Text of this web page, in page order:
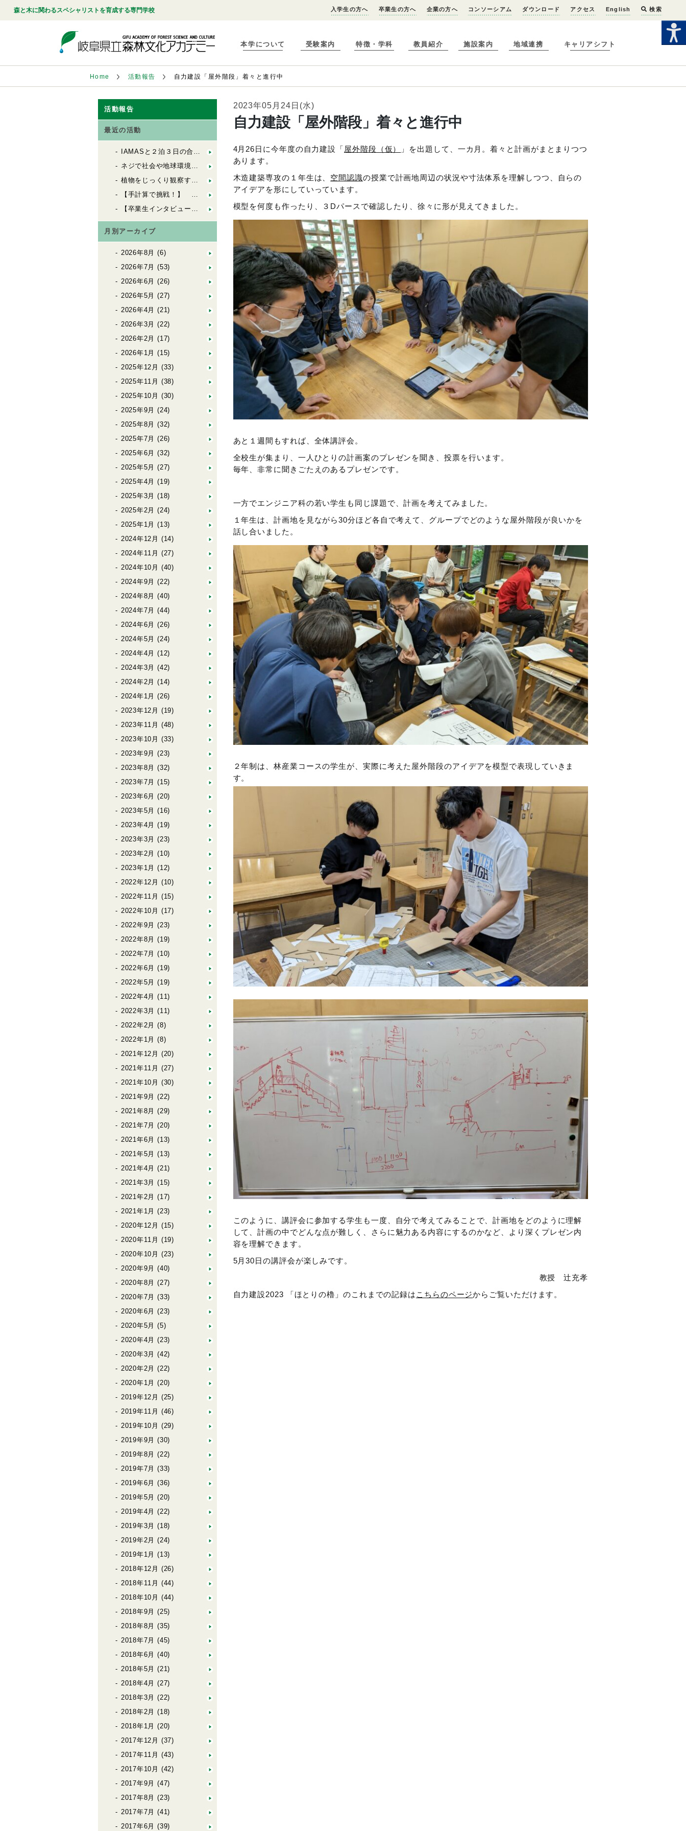
森と木に関わるスペシャリストを育成する専門学校 入学生の方へ 卒業生の方へ 企業の方へ コンソーシアム ダウンロード アクセス English 検索
本学について 受験案内 特徴・学科 教員紹介 施設案内 地域連携 キャリアシフト
Home 活動報告 自力建設「屋外階段」着々と進行中
活動報告
最近の活動
IAMASと２泊３日の合同合宿！「FbSのためのデザインキャンプ」
ネジで社会や地球環境を良くする会社「シネジックさん」視察
植物をじっくり観察する「植物観察の基礎」
【手計算で挑戦！】 木造の許容応力度計算（２）
【卒業生インタビュー】 ６歳から100歳までの居場所を創る
月別アーカイブ
2026年8月 (6)
2026年7月 (53)
2026年6月 (26)
2026年5月 (27)
2026年4月 (21)
2026年3月 (22)
2026年2月 (17)
2026年1月 (15)
2025年12月 (33)
2025年11月 (38)
2025年10月 (30)
2025年9月 (24)
2025年8月 (32)
2025年7月 (26)
2025年6月 (32)
2025年5月 (27)
2025年4月 (19)
2025年3月 (18)
2025年2月 (24)
2025年1月 (13)
2024年12月 (14)
2024年11月 (27)
2024年10月 (40)
2024年9月 (22)
2024年8月 (40)
2024年7月 (44)
2024年6月 (26)
2024年5月 (24)
2024年4月 (12)
2024年3月 (42)
2024年2月 (14)
2024年1月 (26)
2023年12月 (19)
2023年11月 (48)
2023年10月 (33)
2023年9月 (23)
2023年8月 (32)
2023年7月 (15)
2023年6月 (20)
2023年5月 (16)
2023年4月 (19)
2023年3月 (23)
2023年2月 (10)
2023年1月 (12)
2022年12月 (10)
2022年11月 (15)
2022年10月 (17)
2022年9月 (23)
2022年8月 (19)
2022年7月 (10)
2022年6月 (19)
2022年5月 (19)
2022年4月 (11)
2022年3月 (11)
2022年2月 (8)
2022年1月 (8)
2021年12月 (20)
2021年11月 (27)
2021年10月 (30)
2021年9月 (22)
2021年8月 (29)
2021年7月 (20)
2021年6月 (13)
2021年5月 (13)
2021年4月 (21)
2021年3月 (15)
2021年2月 (17)
2021年1月 (23)
2020年12月 (15)
2020年11月 (19)
2020年10月 (23)
2020年9月 (40)
2020年8月 (27)
2020年7月 (33)
2020年6月 (23)
2020年5月 (5)
2020年4月 (23)
2020年3月 (42)
2020年2月 (22)
2020年1月 (20)
2019年12月 (25)
2019年11月 (46)
2019年10月 (29)
2019年9月 (30)
2019年8月 (22)
2019年7月 (33)
2019年6月 (36)
2019年5月 (20)
2019年4月 (22)
2019年3月 (18)
2019年2月 (24)
2019年1月 (13)
2018年12月 (26)
2018年11月 (44)
2018年10月 (44)
2018年9月 (25)
2018年8月 (35)
2018年7月 (45)
2018年6月 (40)
2018年5月 (21)
2018年4月 (27)
2018年3月 (22)
2018年2月 (18)
2018年1月 (20)
2017年12月 (37)
2017年11月 (43)
2017年10月 (42)
2017年9月 (47)
2017年8月 (23)
2017年7月 (41)
2017年6月 (39)
2023年05月24日(水)
自力建設「屋外階段」着々と進行中
4月26日に今年度の自力建設「 屋外階段（仮）
」を出題して、一カ月。着々と計画がまとまりつつ
あります。
木造建築専攻の１年生は、 空間認識の授業で計画地周辺の状況や寸法体系を理解しつつ、自らの
アイデアを形にしていっています。
模型を何度も作ったり、３Dパースで確認したり、徐々に形が見えてきました。
あと１週間もすれば、全体講評会。
全校生が集まり、一人ひとりの計画案のプレゼンを聞き、投票を行います。
毎年、非常に聞きごたえのあるプレゼンです。
一方でエンジニア科の若い学生も同じ課題で、計画を考えてみました。
１年生は、計画地を見ながら30分ほど各自で考えて、グループでどのような屋外階段が良いかを
話し合いました。
２年制は、林産業コースの学生が、実際に考えた屋外階段のアイデアを模型で表現していきま
す。
このように、講評会に参加する学生も一度、自分で考えてみることで、計画地をどのように理解
して、計画の中でどんな点が難しく、さらに魅力ある内容にするのかなど、より深くプレゼン内
容を理解できます。
5月30日の講評会が楽しみです。
教授 辻充孝
自力建設2023 「ほとりの櫓」のこれまでの記録は こちらのページからご覧いただけます。